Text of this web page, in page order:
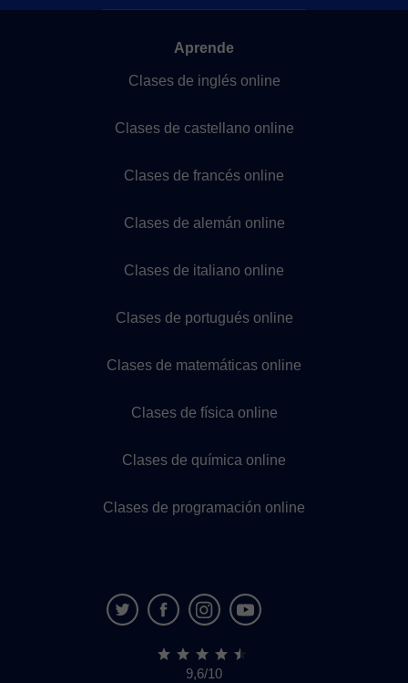
Aprende
Clases de inglés online
Clases de castellano online
Clases de francés online
Clases de alemán online
Clases de italiano online
Clases de portugués online
Clases de matemáticas online
Clases de física online
Clases de química online
Clases de programación online
9,6/10